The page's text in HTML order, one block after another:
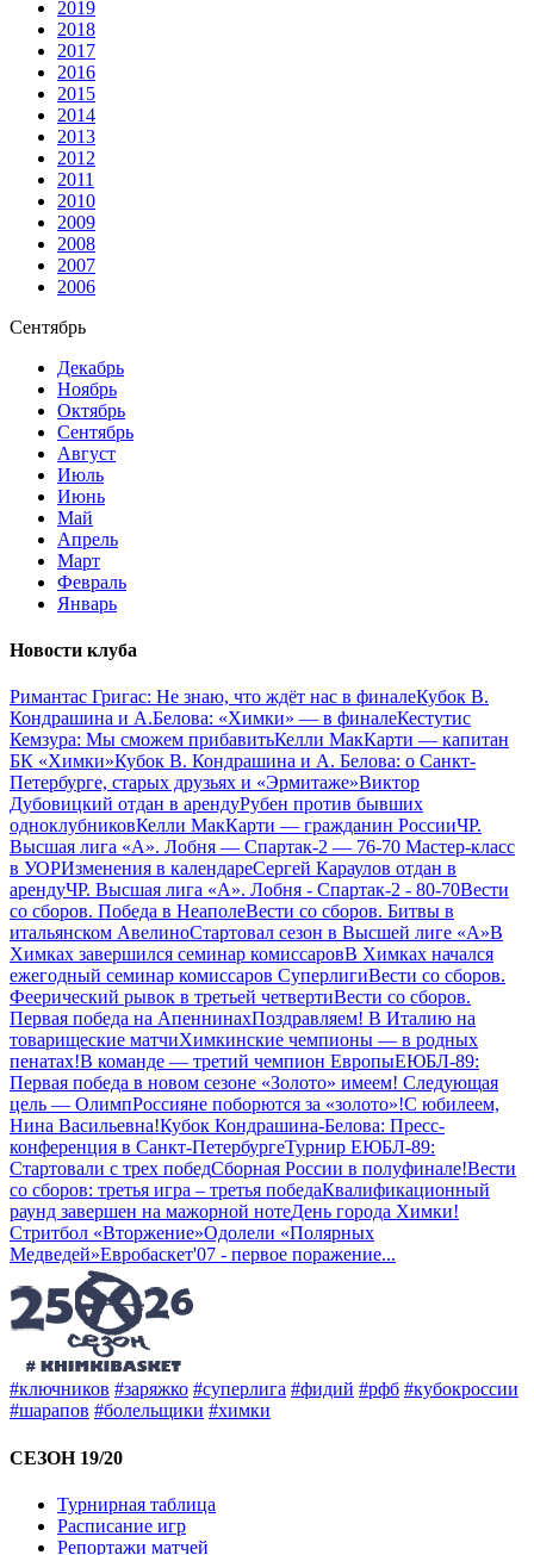
2019
2018
2017
2016
2015
2014
2013
2012
2011
2010
2009
2008
2007
2006
Сентябрь
Декабрь
Ноябрь
Октябрь
Сентябрь
Август
Июль
Июнь
Май
Апрель
Март
Февраль
Январь
Новости клуба
Римантас Григас: Не знаю, что ждёт нас в финалеКубок В.
Кондрашина и А.Белова: «Химки» — в финалеКестутис
Кемзура: Мы сможем прибавитьКелли МакКарти — капитан
БК «Химки»Кубок В. Кондрашина и А. Белова: о Санкт-
Петербурге, старых друзьях и «Эрмитаже»Виктор
Дубовицкий отдан в арендуРубен против бывших
одноклубниковКелли МакКарти — гражданин РоссииЧР.
Высшая лига «А». Лобня — Спартак-2 — 76-70 Мастер-класс
в УОРИзменения в календареСергей Караулов отдан в
арендуЧР. Высшая лига «А». Лобня - Спартак-2 - 80-70Вести
со сборов. Победа в НеаполеВести со сборов. Битвы в
итальянском АвелиноСтартовал сезон в Высшей лиге «А»В
Химках завершился семинар комиссаровВ Химках начался
ежегодный семинар комиссаров СуперлигиВести со сборов.
Феерический рывок в третьей четвертиВести со сборов.
Первая победа на АпеннинахПоздравляем! В Италию на
товарищеские матчиХимкинские чемпионы — в родных
пенатах!В команде — третий чемпион ЕвропыЕЮБЛ-89:
Первая победа в новом сезоне «Золото» имеем! Следующая
цель — ОлимпРоссияне поборются за «золото»!С юбилеем,
Нина Васильевна!Кубок Кондрашина-Белова: Пресс-
конференция в Санкт-ПетербургеТурнир ЕЮБЛ-89:
Стартовали с трех победСборная России в полуфинале!Вести
со сборов: третья игра – третья победаКвалификационный
раунд завершен на мажорной нотеДень города Химки!
Стритбол «Вторжение»Одолели «Полярных
Медведей»Евробаскет'07 - первое поражение...
#ключников #заряжко #суперлига #фидий #рфб #кубокроссии
#шарапов #болельщики #химки
СЕЗОН 19/20
Турнирная таблица
Расписание игр
Репортажи матчей